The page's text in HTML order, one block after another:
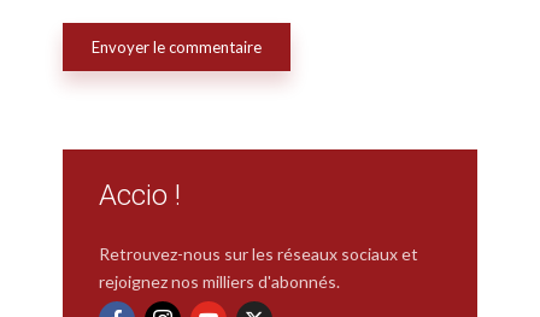
Accio !
Retrouvez-nous sur les réseaux sociaux et
rejoignez nos milliers d'abonnés.